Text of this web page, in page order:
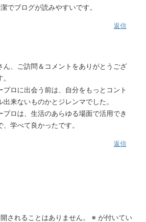
でブログが読みやすいです。
返信
ん、ご訪問＆コメントをありがとうござ
プロに出会う前は、自分をもっとコント
出来ないものかとジレンマでした。
プロは、生活のあらゆる場面で活用でき
、学べて良かったです。
返信
されることはありません。 ※ が付いてい